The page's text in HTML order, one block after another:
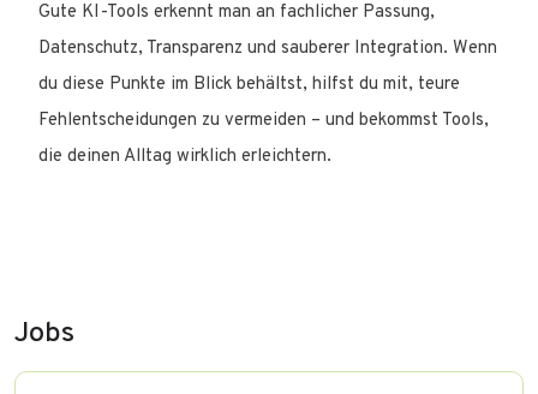
Gute KI-Tools erkennt man an fachlicher Passung,
Datenschutz, Transparenz und sauberer Integration. Wenn
du diese Punkte im Blick behältst, hilfst du mit, teure
Fehlentscheidungen zu vermeiden – und bekommst Tools,
die deinen Alltag wirklich erleichtern.
Jobs